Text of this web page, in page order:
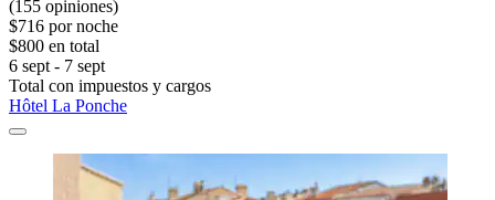
(155 opiniones)
$716 por noche
$800 en total
6 sept - 7 sept
Total con impuestos y cargos
Hôtel La Ponche